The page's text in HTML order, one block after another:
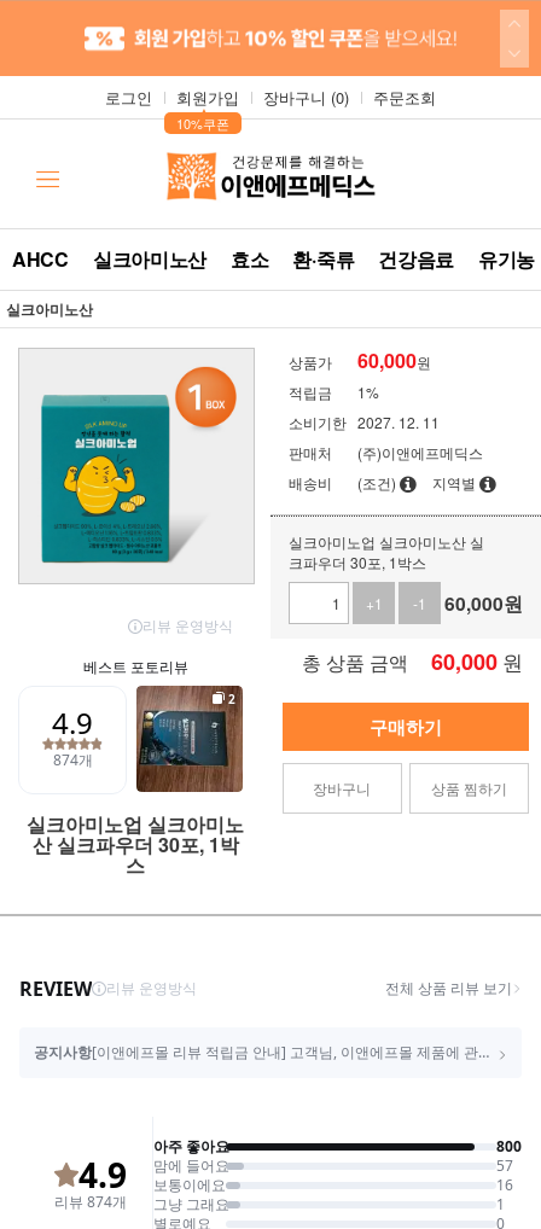
로그인 회원가입
▲
10%쿠폰
장바구니 (0) 주문조회
AHCC 실크아미노산 효소 환·죽류 건강음료 유기
실크아미노산
실크아미노업 실크아미노
산 실크파우더 30포, 1박
스
상품가 60,000원
적립금
1%
소비기한 2027. 12. 11
판매처
(주)이앤에프메딕스
배송비
(조건) 지역별
실크아미노업 실크아미노산 실
크파우더 30포, 1박스
+1
-1 60,000원
총 상품 금액 60,000 원
구매하기
장바구니 상품 찜하기